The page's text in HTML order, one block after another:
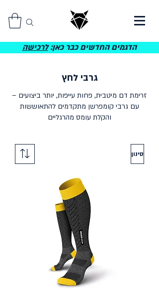
הדגמים החדשים כבר כאן:לרכישה
גרבי לחץ
זרימת דם מיטבית, פחות עייפות, יותר ביצועים –
עם גרבי קומפרשן מתקדמים להתאוששות
והקלת עומס מהרגליים
סינון